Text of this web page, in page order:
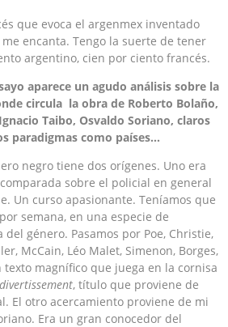
que evoca el argenmex inventado
encanta. Tengo la suerte de tener
argentino, cien por ciento francés.
aparece un agudo análisis sobre la
circula la obra de Roberto Bolaño,
Taibo, Osvaldo Soriano, claros
paradigmas como países…
negro tiene dos orígenes. Uno era
sobre el policial en general
Un curso apasionante. Teníamos que
semana, en una especie de
género. Pasamos por Poe, Christie,
McCain, Léo Malet, Simenon, Borges,
texto magnífico que juega en la cornisa
, título que proviene de
El otro acercamiento proviene de mi
Era un gran conocedor del